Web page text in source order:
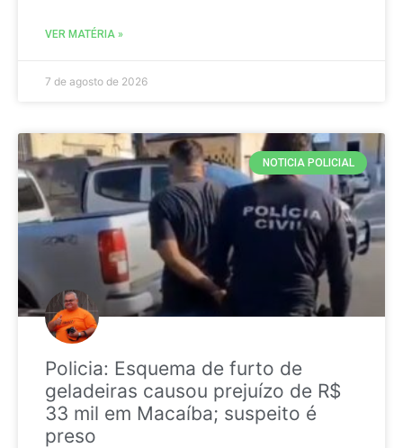
VER MATÉRIA »
7 de agosto de 2026
NOTICIA POLICIAL
Policia: Esquema de furto de
geladeiras causou prejuízo de R$
33 mil em Macaíba; suspeito é
preso